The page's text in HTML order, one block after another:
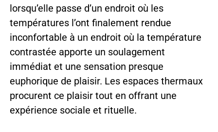
lorsqu’elle passe d’un endroit où les
températures l’ont finalement rendue
inconfortable à un endroit où la température
contrastée apporte un soulagement
immédiat et une sensation presque
euphorique de plaisir. Les espaces thermaux
procurent ce plaisir tout en offrant une
expérience sociale et rituelle.